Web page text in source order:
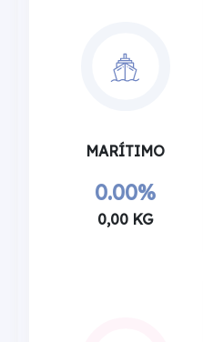
MARÍTIMO
0.00%
0,00 KG